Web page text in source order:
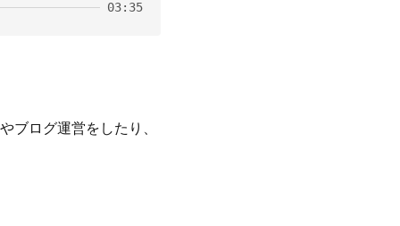
03:35
ブログ運営をしたり、